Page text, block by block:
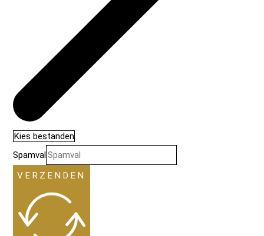
Kies bestanden
Spamval
VERZENDEN